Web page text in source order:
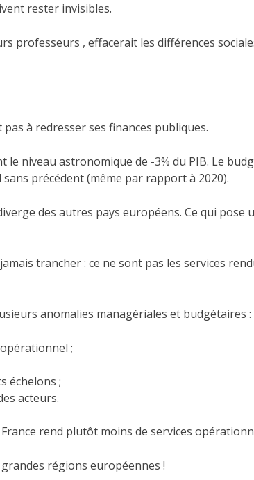
rester invisibles.
professeurs , effacerait les différences
à redresser ses finances publiques.
niveau astronomique de -3% du PIB. Le
précédent (même par rapport à 2020).
des autres pays européens. Ce qui
trancher : ce ne sont pas les services
anomalies managériales et budgétaires :
;
échelons ;
acteurs.
rend plutôt moins de services
régions européennes !